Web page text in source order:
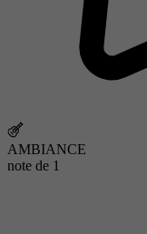
AMBIANCE
note de 1